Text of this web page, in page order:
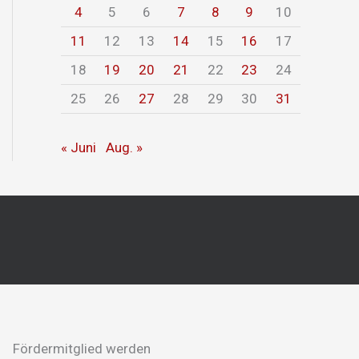
4
5 6 7 8 9
10
11
12 13 14 15 16
17
18
19 20 21 22 23
24
25
26 27 28 29 30 31
« Juni Aug. »
Fördermitglied werden